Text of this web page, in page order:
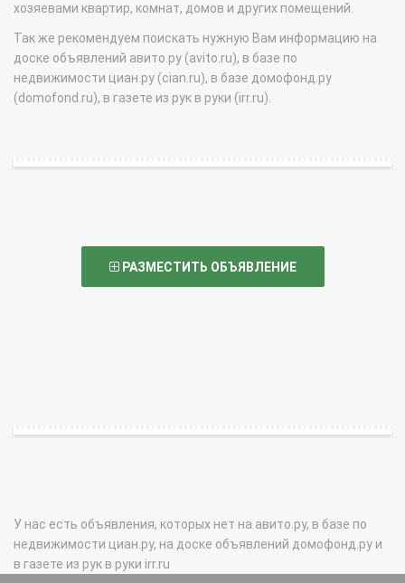
хозяевами квартир, комнат, домов и других помещений.
Так же рекомендуем поискать нужную Вам информацию на
доске объявлений авито.ру (avito.ru), в базе по
недвижимости циан.ру (cian.ru), в базе домофонд.ру
(domofond.ru), в газете из рук в руки (irr.ru).
РАЗМЕСТИТЬ ОБЪЯВЛЕНИЕ
У нас есть объявления, которых нет на авито.ру, в базе по
недвижимости циан.ру, на доске объявлений домофонд.ру и
в газете из рук в руки irr.ru